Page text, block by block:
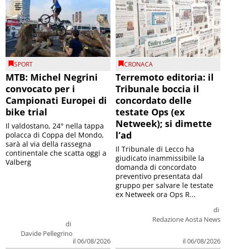
SPORT
MTB: Michel Negrini
convocato per i
Campionati Europei di
bike trial
di
Davide Pellegrino
il 06/08/2026
Il valdostano, 24° nella tappa
polacca di Coppa del Mondo,
sarà al via della rassegna
continentale che scatta oggi a
Valberg
CRONACA
Terremoto editoria: il
Tribunale boccia il
concordato delle
testate Ops (ex
Netweek); si dimette
l’ad
di
Redazione Aosta News
il 06/08/2026
Il Tribunale di Lecco ha
giudicato inammissibile la
domanda di concordato
preventivo presentata dal
gruppo per salvare le testate
ex Netweek ora Ops R...